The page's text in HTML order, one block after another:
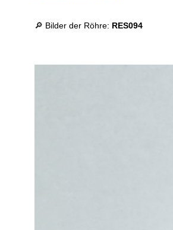
🔎 Bilder der Röhre: RES094